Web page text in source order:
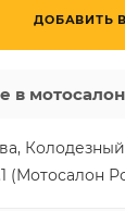
ДОБАВИТЬ
в
(Мотосалон